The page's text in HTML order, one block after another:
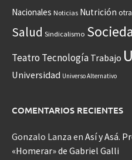
Nacionales Noticias Nutrición
Salud Sindicalismo
Teatro Tecnología Trabajo
Universidad Universo Alternativo
COMENTARIOS RECIENTES
Gonzalo Lanza en Así y Asá.
«Homerar» de Gabriel Galli